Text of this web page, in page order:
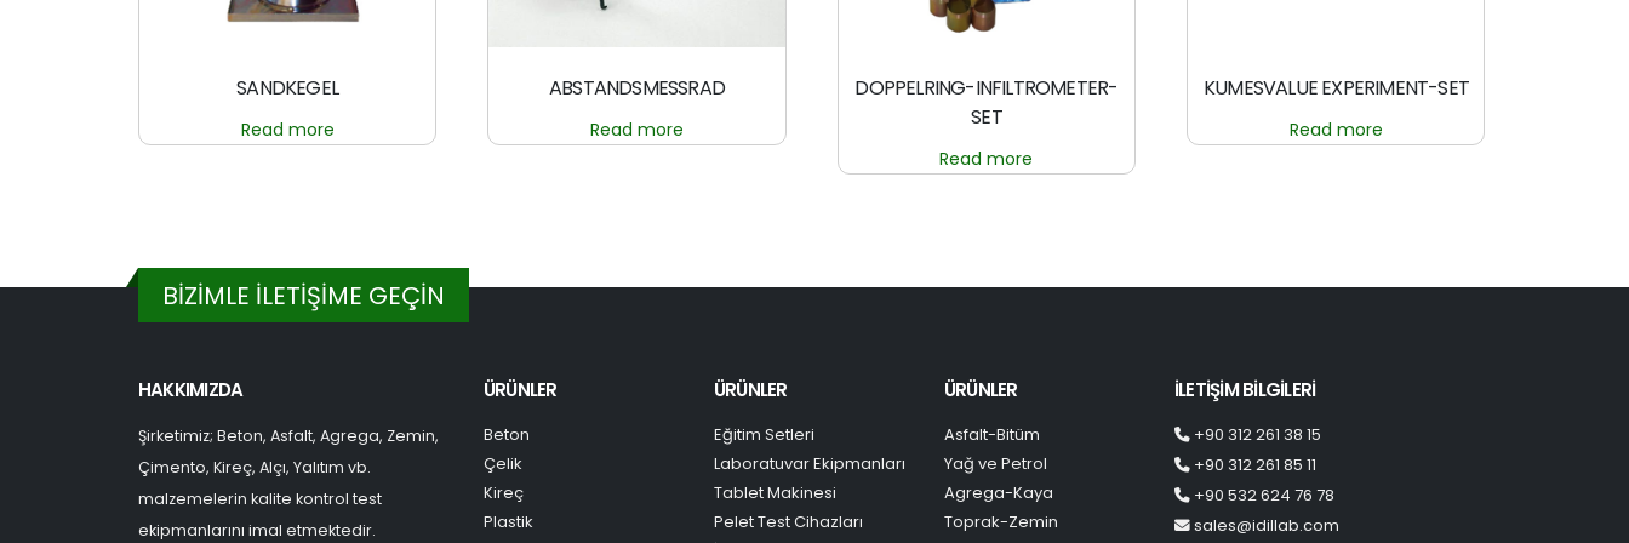
SANDKEGEL
Read more
ABSTANDSMESSRAD
Read more
DOPPELRING-INFILTROMETER-
SET
Read more
KUMESVALUE EXPERIMENT-SET
Read more
BİZİMLE İLETİŞİME GEÇİN
HAKKIMIZDA
Şirketimiz; Beton, Asfalt, Agrega, Zemin,
Çimento, Kireç, Alçı, Yalıtım vb.
malzemelerin kalite kontrol test
ekipmanlarını imal etmektedir.
ÜRÜNLER
Beton
Çelik
Kireç
Plastik
ÜRÜNLER
Eğitim Setleri
Laboratuvar Ekipmanları
Tablet Makinesi
Pelet Test Cihazları
ÜRÜNLER
Asfalt-Bitüm
Yağ ve Petrol
Agrega-Kaya
Toprak-Zemin
İLETİŞİM BİLGİLERİ
+90 312 261 38 15
+90 312 261 85 11
+90 532 624 76 78
sales@idillab.com